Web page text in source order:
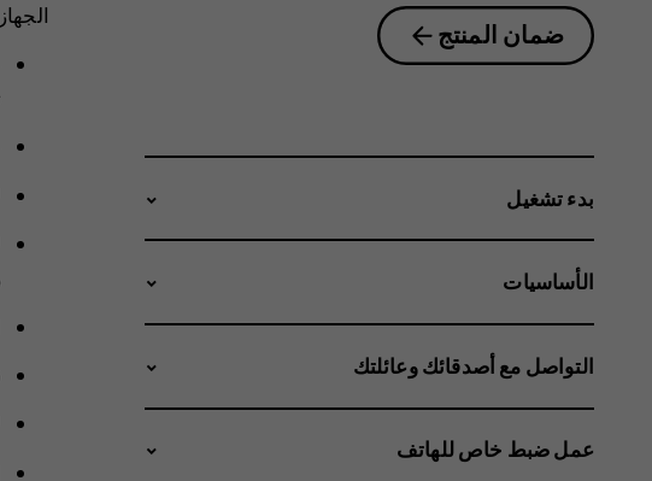
ضمان المنتج
بدء تشغيل
الأساسيات
التواصل مع أصدقائك وعائلتك
عمل ضبط خاص للهاتف